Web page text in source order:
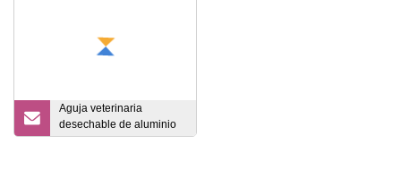
Aguja veterinaria
desechable de aluminio
de alta calidad de 1,6 mm